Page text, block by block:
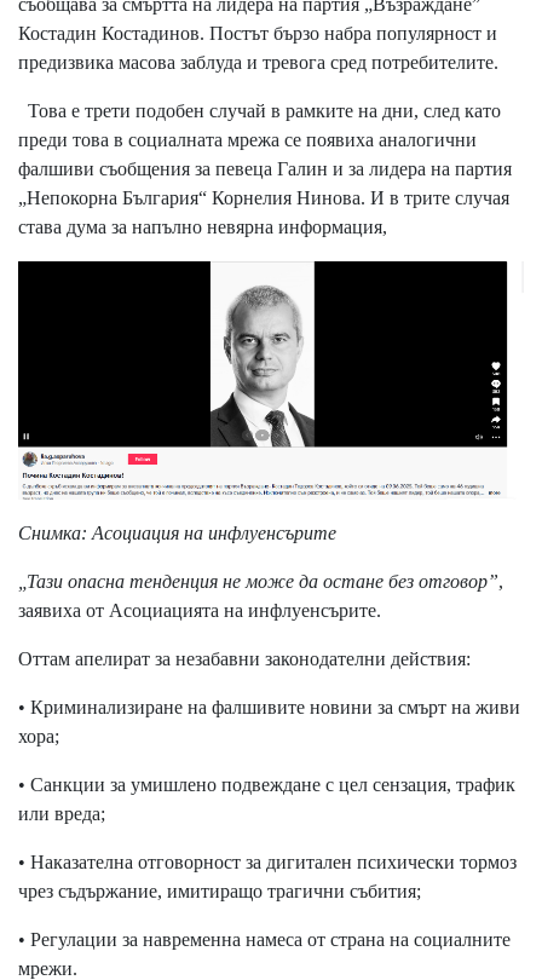
съобщава за смъртта на лидера на партия „Възраждане”
Костадин Костадинов. Постът бързо набра популярност и
предизвика масова заблуда и тревога сред потребителите.
Това е трети подобен случай в рамките на дни, след като
преди това в социалната мрежа се появиха аналогични
фалшиви съобщения за певеца Галин и за лидера на партия
„Непокорна България“ Корнелия Нинова. И в трите случая
става дума за напълно невярна информация,
Снимка: Асоциация на инфлуенсърите
„Тази опасна тенденция не може да остане без отговор”,
заявиха от Асоциацията на инфлуенсърите.
Оттам апелират за незабавни законодателни действия:
• Криминализиране на фалшивите новини за смърт на живи
хора;
• Санкции за умишлено подвеждане с цел сензация, трафик
или вреда;
• Наказателна отговорност за дигитален психически тормоз
чрез съдържание, имитиращо трагични събития;
• Регулации за навременна намеса от страна на социалните
мрежи.